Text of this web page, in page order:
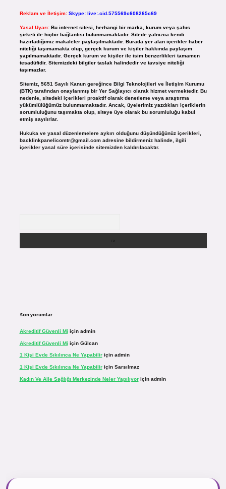
Reklam ve İletişim: Skype: live:.cid.575569c608265c69
Yasal Uyarı: Bu internet sitesi, herhangi bir marka, kurum veya şahıs
şirketi ile hiçbir bağlantısı bulunmamaktadır. Sitede yalnızca kendi
hazırladığımız makaleler paylaşılmaktadır. Burada yer alan içerikler haber
niteliği taşımamakta olup, gerçek kurum ve kişiler hakkında paylaşım
yapılmamaktadır. Gerçek kurum ve kişiler ile isim benzerlikleri tamamen
tesadüfidir. Sitemizdeki bilgiler taslak halindedir ve tavsiye niteliği
taşımazlar.
Sitemiz, 5651 Sayılı Kanun gereğince Bilgi Teknolojileri ve İletişim Kurumu
(BTK) tarafından onaylanmış bir Yer Sağlayıcı olarak hizmet vermektedir. Bu
nedenle, sitedeki içerikleri proaktif olarak denetleme veya araştırma
yükümlülüğümüz bulunmamaktadır. Ancak, üyelerimiz yazdıkları içeriklerin
sorumluluğunu taşımakta olup, siteye üye olarak bu sorumluluğu kabul
etmiş sayılırlar.
Hukuka ve yasal düzenlemelere aykırı olduğunu düşündüğünüz içerikleri,
backlinkpanelicomtr@gmail.comadresine bildirmeniz halinde, ilgili
içerikler yasal süre içerisinde sitemizden kaldırılacaktır.
Son yorumlar
Akreditif Güvenli Mi için admin
Akreditif Güvenli Mi için Gülcan
1 Kişi Evde Sıkılınca Ne Yapabiliriçin admin
1 Kişi Evde Sıkılınca Ne Yapabiliriçin Sarsılmaz
Kadın Ve Aile Sağlığı Merkezinde Neler Yapılıyoriçin admin